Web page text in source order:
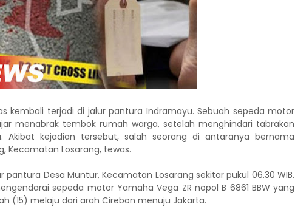
kembali terjadi di jalur pantura Indramayu. Sebuah sepeda motor
menabrak tembok rumah warga, setelah menghindari tabrakan
Akibat kejadian tersebut, salah seorang di antaranya bernama
Kecamatan Losarang, tewas.
Desa Muntur, Kecamatan Losarang sekitar pukul 06.30 WIB.
sepeda motor Yamaha Vega ZR nopol B 6861 BBW yang
(15) melaju dari arah Cirebon menuju Jakarta.